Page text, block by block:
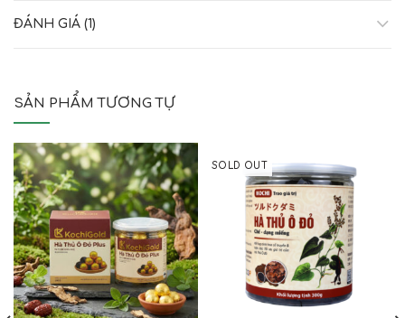
ĐÁNH GIÁ (1)
SẢN PHẨM TƯƠNG TỰ
SOLD OUT